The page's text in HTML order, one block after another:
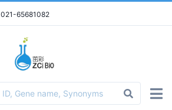
021-65681082